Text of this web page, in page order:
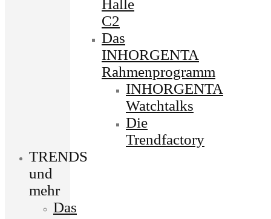
Halle
C2
Das
INHORGENTA
Rahmenprogramm
INHORGENTA
Watchtalks
Die
Trendfactory
TRENDS
und
mehr
Das